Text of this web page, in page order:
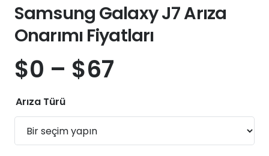
Samsung Galaxy J7 Arıza
Onarımı Fiyatları
$0 – $67
Arıza Türü